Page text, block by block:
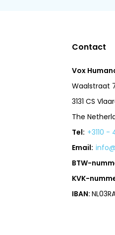
Contact
Vox
Waalstraat
3131 CS
The
Tel: +3110 -
Email:
BTW-
KVK-
IBAN: